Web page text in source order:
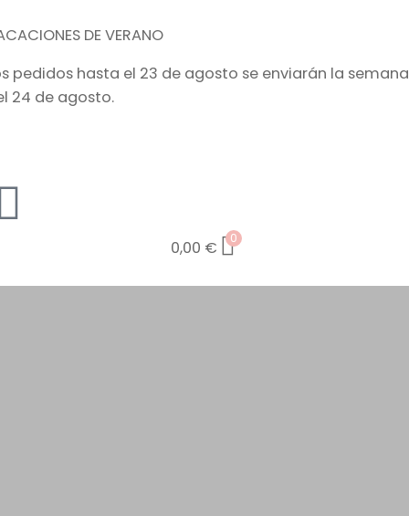
DE VERANO
pedidos hasta el 23 de agosto se enviarán la semana
24 de agosto.
0,00 € 0